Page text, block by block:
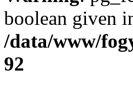
boolean given
/data/www/
92